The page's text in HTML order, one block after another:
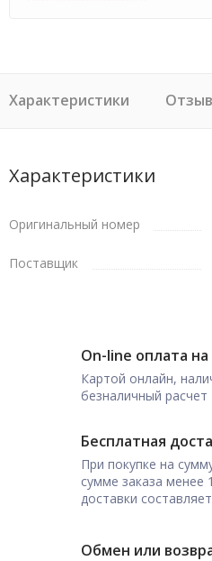
Характеристики
Характеристики
Оригинальный номер
Поставщик
On-line оплата на
Картой онлайн,
безналичный расчет
Бесплатная
При покупке на
сумме заказа менее
доставки
Обмен или